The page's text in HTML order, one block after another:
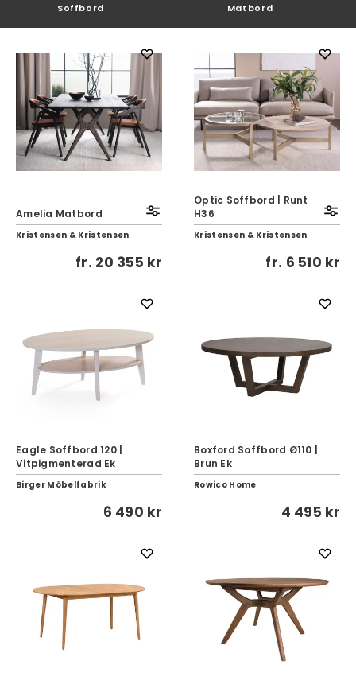
Soffbord Matbord
Amelia Matbord
Kristensen & Kristensen
fr. 20 355 kr
Optic Soffbord | Runt
H36
Kristensen & Kristensen
fr. 6 510 kr
Eagle Soffbord 120 |
Vitpigmenterad Ek
Birger Möbelfabrik
6 490 kr
Boxford Soffbord Ø110 |
Brun Ek
Rowico Home
4 495 kr